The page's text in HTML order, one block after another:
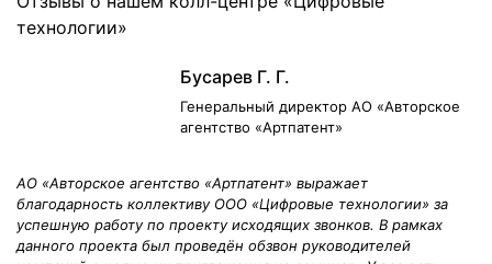
технологии»
Бусарев Г. Г.
Генеральный директор АО «Авторское
агентство «Артпатент»
АО «Авторское агентство «Артпатент» выражает
благодарность коллективу ООО «Цифровые технологии» за
успешную работу по проекту исходящих звонков. В рамках
данного проекта был проведён обзвон руководителей